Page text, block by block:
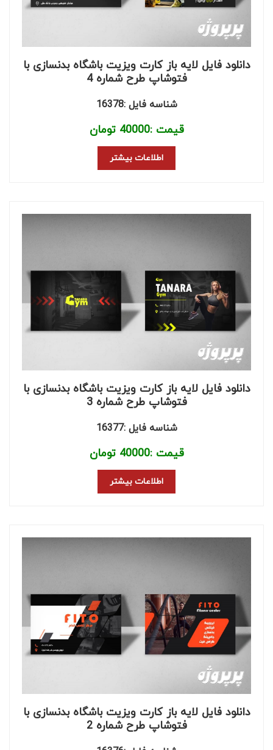
دانلود فایل لایه باز کارت ویزیت باشگاه بدنسازی با
فتوشاپ طرح شماره 4
شناسه فایل :16378
قیمت :40000 تومان
اطلاعات بیشتر
دانلود فایل لایه باز کارت ویزیت باشگاه بدنسازی با
فتوشاپ طرح شماره 3
شناسه فایل :16377
قیمت :40000 تومان
اطلاعات بیشتر
دانلود فایل لایه باز کارت ویزیت باشگاه بدنسازی با
فتوشاپ طرح شماره 2